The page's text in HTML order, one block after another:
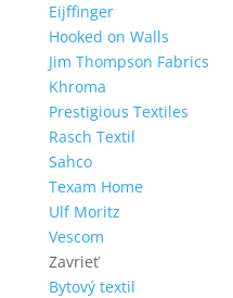
Eijffinger
Hooked on Walls
Jim Thompson Fabrics
Khroma
Prestigious Textiles
Rasch Textil
Sahco
Texam Home
Ulf Moritz
Vescom
Zavrieť
Bytový textil